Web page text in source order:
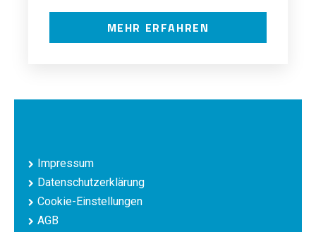
MEHR ERFAHREN
Impressum
Datenschutzerklärung
Cookie-Einstellungen
AGB